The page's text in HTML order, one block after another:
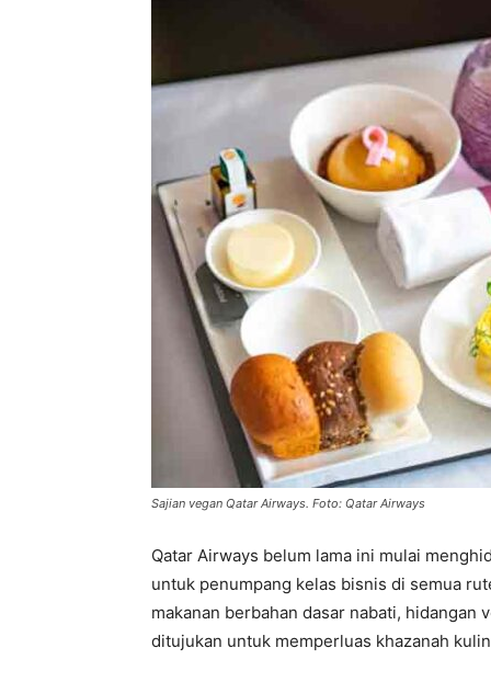
Sajian vegan Qatar Airways. Foto: Qatar Airways
Qatar Airways belum lama ini mulai
untuk penumpang kelas bisnis di semua
makanan berbahan dasar nabati, hidangan
ditujukan untuk memperluas khazanah